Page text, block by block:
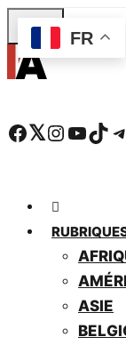
Skip
to
main
Facebook Twitter Instagram YouTube TikTok Telegram
ASIE
FR